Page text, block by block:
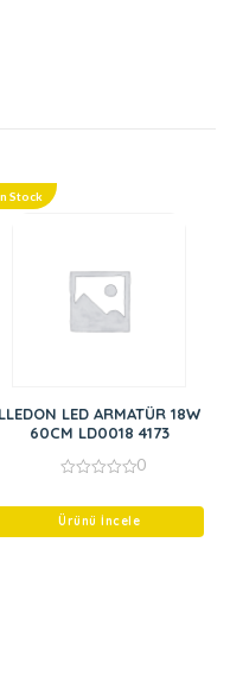
Stock
LLEDON LED ARMATÜR 18W
60CM LD0018 4173
of
0
Ürünü İncele